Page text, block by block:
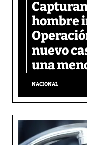
hombre
nuevo
una
NACIONAL